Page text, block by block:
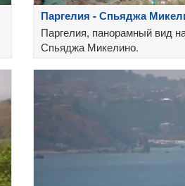
Паргелия - Спьяджа
Паргелия, панорамный вид
Спьяджа Микелино.